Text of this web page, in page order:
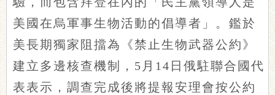
美國在烏軍事生物活動的倡導者」。鑑於
美長期獨家阻擋為《禁止生物武器公約》
建立多邊核查機制，5月14日俄駐聯合國代
表表示，調查完成後將提報安理會按公約